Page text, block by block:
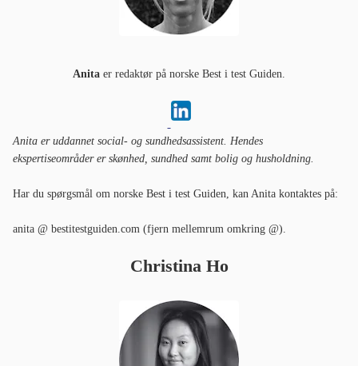
Anita er redaktør på norske Best i test Guiden.
Anita er uddannet social- og sundhedsassistent. Hendes
ekspertiseområder er skønhed, sundhed samt bolig og husholdning.
Har du spørgsmål om norske Best i test Guiden, kan Anita kontaktes på:
anita @ bestitestguiden.com (fjern mellemrum omkring @).
Christina Ho